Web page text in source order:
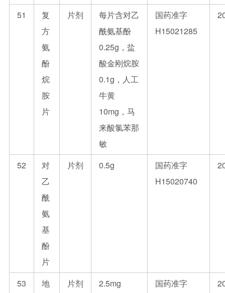
51
复
方
氨
酚
烷
胺
片
片剂
每片含对乙
酰氨基酚
0.25g，盐
酸金刚烷胺
0.1g，人工
牛黄
10mg，马
来酸氯苯那
敏
国药准字
H15021285
52
对
乙
酰
氨
基
酚
片
片剂 0.5g
国药准字
H15020740
53
地
片剂 2.5mg
国药准字